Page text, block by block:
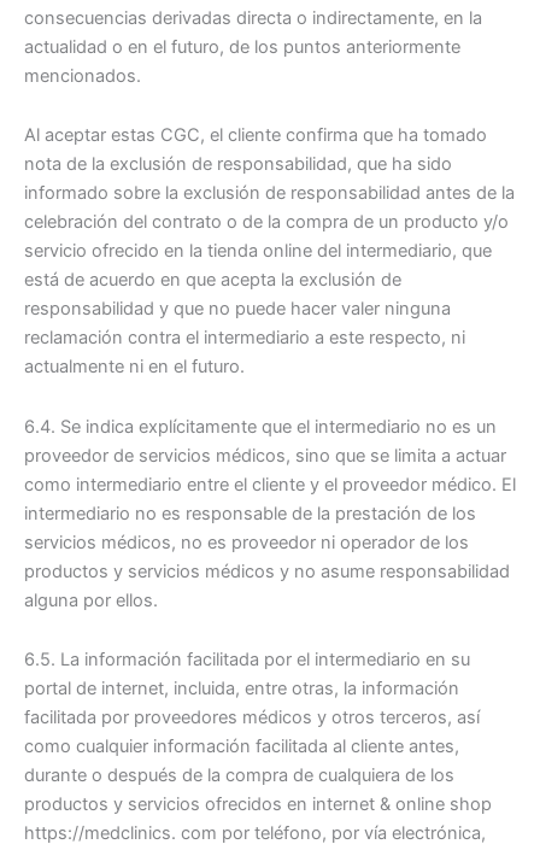
consecuencias derivadas directa o indirectamente, en la
actualidad o en el futuro, de los puntos anteriormente
mencionados.
Al aceptar estas CGC, el cliente confirma que ha tomado
nota de la exclusión de responsabilidad, que ha sido
informado sobre la exclusión de responsabilidad antes de la
celebración del contrato o de la compra de un producto y/o
servicio ofrecido en la tienda online del intermediario, que
está de acuerdo en que acepta la exclusión de
responsabilidad y que no puede hacer valer ninguna
reclamación contra el intermediario a este respecto, ni
actualmente ni en el futuro.
6.4. Se indica explícitamente que el intermediario no es un
proveedor de servicios médicos, sino que se limita a actuar
como intermediario entre el cliente y el proveedor médico. El
intermediario no es responsable de la prestación de los
servicios médicos, no es proveedor ni operador de los
productos y servicios médicos y no asume responsabilidad
alguna por ellos.
6.5. La información facilitada por el intermediario en su
portal de internet, incluida, entre otras, la información
facilitada por proveedores médicos y otros terceros, así
como cualquier información facilitada al cliente antes,
durante o después de la compra de cualquiera de los
productos y servicios ofrecidos en internet & online shop
https://medclinics. com por teléfono, por vía electrónica,